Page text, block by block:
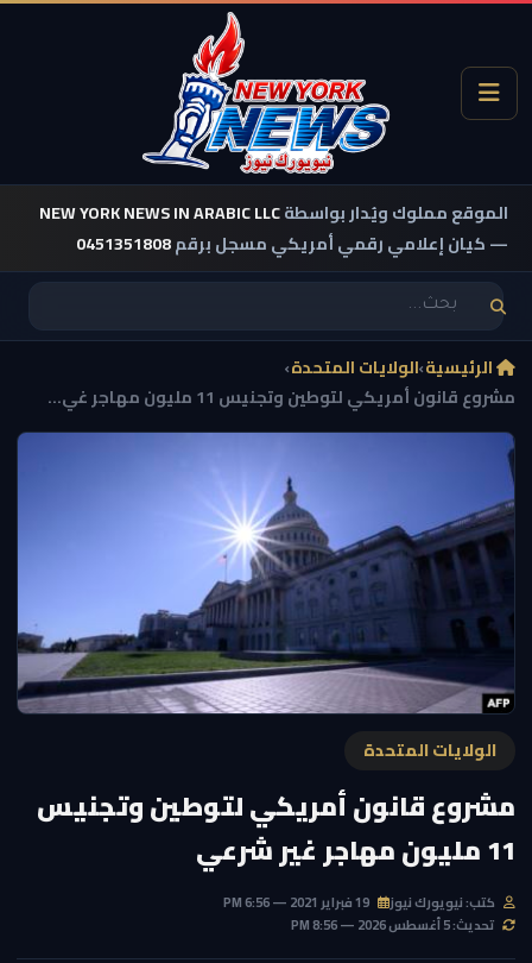
الموقع مملوك ويُدار بواسطةNEW YORK NEWS IN ARABIC LLC
— كيان إعلامي رقمي أمريكي مسجل برقم0451351808
الرئيسية›الولايات المتحدة›
مشروع قانون أمريكي لتوطين وتجنيس 11 مليون مهاجر غي...
الولايات المتحدة
مشروع قانون أمريكي لتوطين وتجنيس
11 مليون مهاجر غير شرعي
كتب: نيويورك نيوز
تحديث: 5 أغسطس 2026 — 8:56 PM